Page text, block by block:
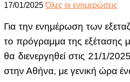
17/01/2025 Όλες οι ενημερώσεις
Για την ενημέρωση των
το πρόγραμμα της εξέτασης
θα διενεργηθεί στις 21/1/
στην Αθήνα, με γενική ώρα